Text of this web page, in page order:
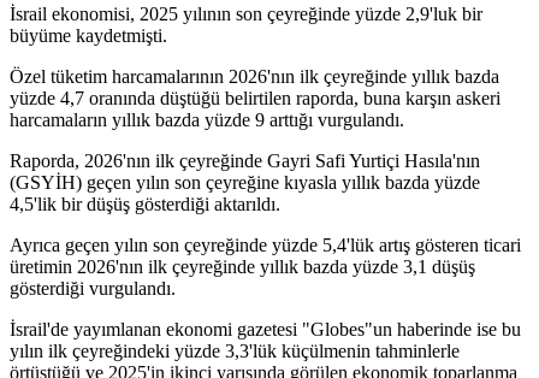
İsrail ekonomisi, 2025 yılının son çeyreğinde yüzde 2,9'luk bir
büyüme kaydetmişti.
Özel tüketim harcamalarının 2026'nın ilk çeyreğinde yıllık bazda
yüzde 4,7 oranında düştüğü belirtilen raporda, buna karşın askeri
harcamaların yıllık bazda yüzde 9 arttığı vurgulandı.
Raporda, 2026'nın ilk çeyreğinde Gayri Safi Yurtiçi Hasıla'nın
(GSYİH) geçen yılın son çeyreğine kıyasla yıllık bazda yüzde
4,5'lik bir düşüş gösterdiği aktarıldı.
Ayrıca geçen yılın son çeyreğinde yüzde 5,4'lük artış gösteren ticari
üretimin 2026'nın ilk çeyreğinde yıllık bazda yüzde 3,1 düşüş
gösterdiği vurgulandı.
İsrail'de yayımlanan ekonomi gazetesi "Globes"un haberinde ise bu
yılın ilk çeyreğindeki yüzde 3,3'lük küçülmenin tahminlerle
örtüştüğü ve 2025'in ikinci yarısında görülen ekonomik toparlanma